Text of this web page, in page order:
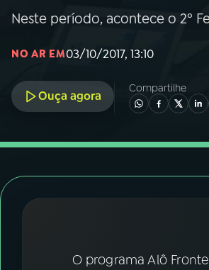
A RÁDIO
03PROGRAMAÇÃO
PROGRAMAS
Neste período, acontece o 2º
NO AR EM03/10/2017, 13:10
Ouça agora
Compartilhe
O programa Alô